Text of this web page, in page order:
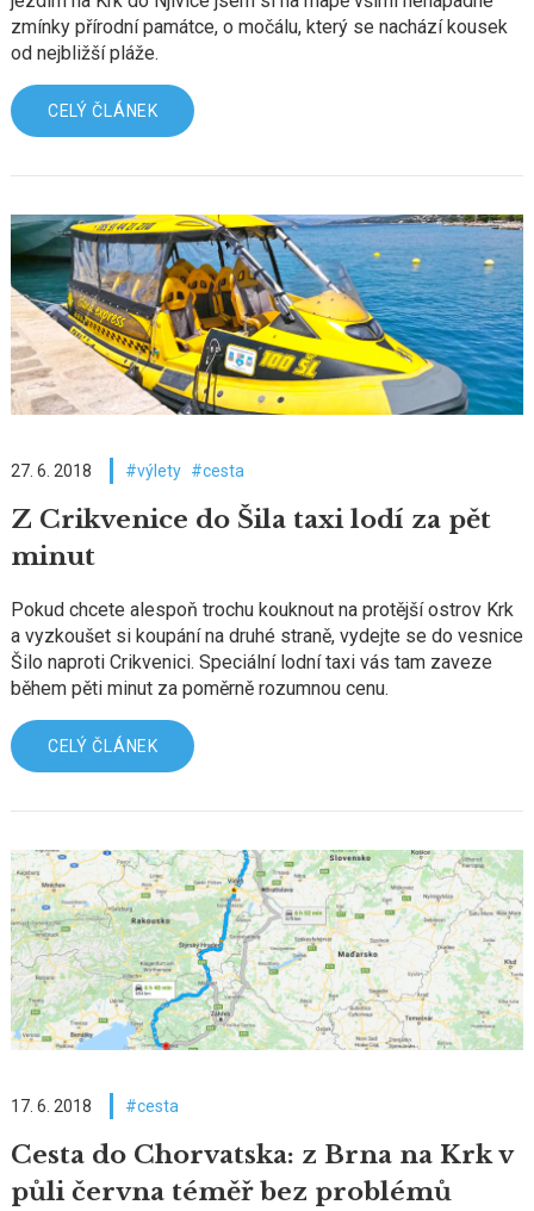
zmínky přírodní památce, o močálu, který se nachází kousek
od nejbližší pláže.
CELÝ ČLÁNEK
27. 6. 2018 výlety cesta
Z Crikvenice do Šila taxi lodí za pět
minut
Pokud chcete alespoň trochu kouknout na protější ostrov Krk
a vyzkoušet si koupání na druhé straně, vydejte se do vesnice
Šilo naproti Crikvenici. Speciální lodní taxi vás tam zaveze
během pěti minut za poměrně rozumnou cenu.
CELÝ ČLÁNEK
17. 6. 2018 cesta
Cesta do Chorvatska: z Brna na Krk v
půli června téměř bez problémů